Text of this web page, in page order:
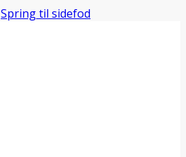
Spring til sidefod